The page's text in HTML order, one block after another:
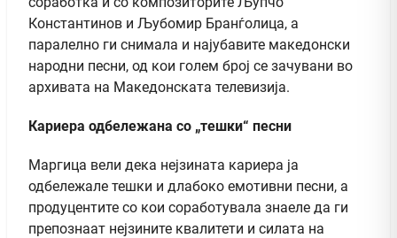
Константинов и Љубомир Бранѓолица, а
паралелно ги снимала и најубавите македонски
народни песни, од кои голем број се зачувани во
архивата на Македонската телевизија.
Кариера одбележана со „тешки“ песни
Маргица вели дека нејзината кариера ја
одбележале тешки и длабоко емотивни песни, а
продуцентите со кои соработувала знаеле да ги
препознаат нејзините квалитети и силата на